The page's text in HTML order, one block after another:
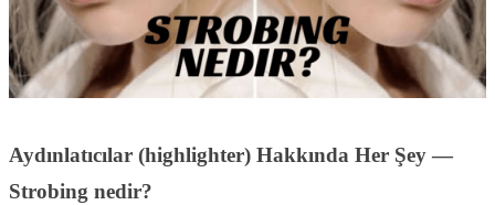
Aydınlatıcılar (highlighter) Hakkında Her Şey —
Strobing nedir?